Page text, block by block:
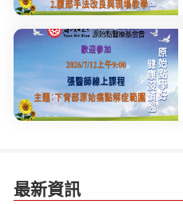
最新資訊